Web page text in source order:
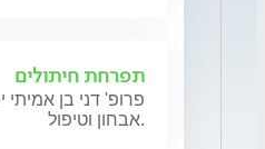
תפרחת חיתולים
פרופ' דני בן
אבחון וטיפול.